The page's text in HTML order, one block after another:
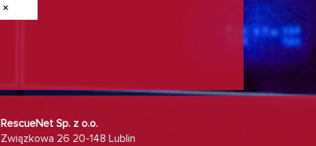
×
RescueNet Sp. z o.o.
Związkowa 26 20-148 Lublin